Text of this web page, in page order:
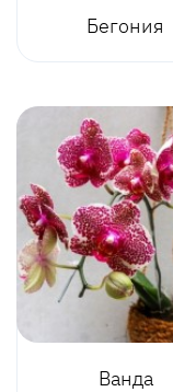
Бегония
Ванда